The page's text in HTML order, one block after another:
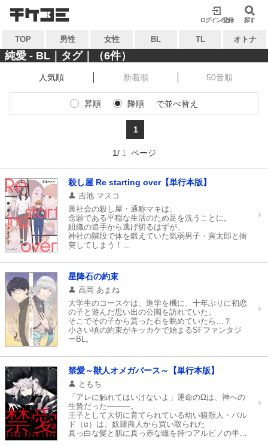
ログイン/登録 探す
検索
閉じる
キーワードから探す
ジャンル タグ
コンテンツから探す
ランキング 新着
おすすめ 無料
特集
マイ本棚から探す
最近読んだ作品
TOP 男性 女性 BL TL オトナ
検索
閉じる
キーワードから探す
ジャンル タグ
マイ本棚から探す
最近読んだ作品 お気に入り
純愛 - BL｜タグ｜（6件）
人気順 新着順 50音順
昇順 降順 で並べ替え
1
1/ 1 ページ
殺し屋 Re starting over【単行本版】
吉池 マスコ
裏社会の殺し屋・通称マキは、
念願である平穏な生活のため足を洗うことに。
組織の追手から逃げ切るはずが、
神社の階段で体を鍛えていた気弱男子・寅太郎と衝
突してしまう！
──目覚めると、マキと寅太郎の体が入れ替わって
いた！？
互いのフリをして過ごすなかで、
寅太郎が描いた漫画をきっかけに親交を深めてい
き、
二人の間にとある感情が生まれ…？
正反対な二人がおりなす、少し不思議な入れ替わり
ピュアBL！
星降石の約束
高岡 あまね
大学生のコースケは、進学を機に、十年ぶりに初恋
の子と遊んだ思い出の公園を訪れていた。
そこでその子から貰った石を眺めていたら…？
小さい頃の約束がキッカケで始まるSFファンタジ
ーBL。
禁愛～獣人オメガバース～【単行本版】
ともち
「アレに触れてはいけないよ」運命のΩは、神への
生贄だった―――。
王子として大切に育てられている幼い狼獣人・バル
ド（α）は、奴隷商人から買い取られた
真っ白な髪と肌に真っ赤な瞳を持つアルビノの半獣